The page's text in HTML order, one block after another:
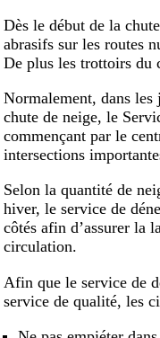
Dès le début de la
abrasifs sur les routes
De plus les trottoirs du
Normalement, dans les
chute de neige, le
commençant par le
intersections
Selon la quantité de
hiver, le service de
côtés afin d’assurer la
circulation.
Afin que le service de
service de qualité, les